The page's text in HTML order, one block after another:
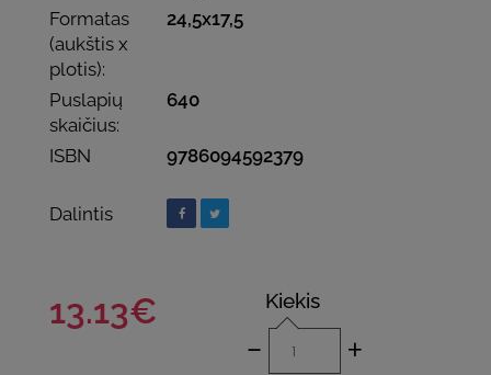
Formatas
(aukštis x
plotis):
24,5x17,5
Puslapių
skaičius:
640
ISBN 9786094592379
Dalintis
13.13€ Kiekis
- +